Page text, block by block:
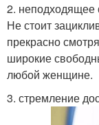
2. неподходящее
Не стоит
прекрасно
широкие
любой женщине.
3. стремление